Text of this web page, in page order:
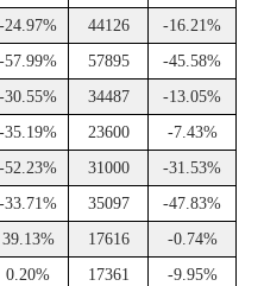
-24.97% 44126
-16.21%
-57.99% 57895
-45.58%
-30.55% 34487
-13.05%
-35.19% 23600
-7.43%
-52.23% 31000
-31.53%
-33.71% 35097
-47.83%
39.13% 17616
-0.74%
0.20% 17361
-9.95%